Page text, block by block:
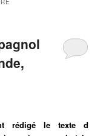
rédigé le texte d